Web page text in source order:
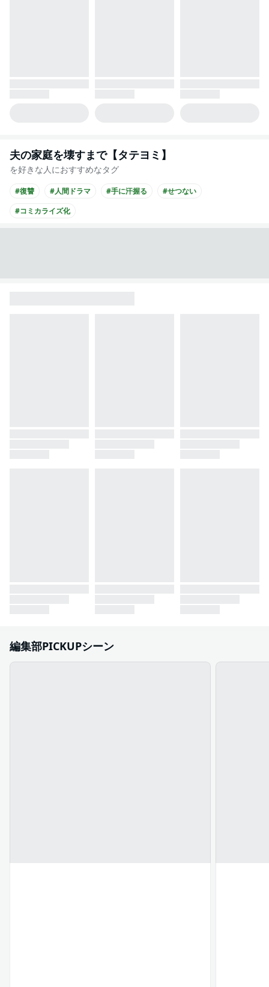
夫の家庭を壊すまで【タテヨミ】
を好きな人におすすめなタグ
#復讐 #人間ドラマ #手に汗握る
#せつない
#コミカライズ化
編集部PICKUPシーン